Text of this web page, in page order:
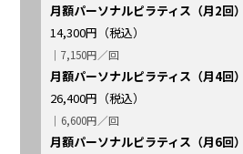
月額パーソナルピラティス（月2回）
14,300円（税込）
｜7,150円／回
月額パーソナルピラティス（月4回）
26,400円（税込）
｜6,600円／回
月額パーソナルピラティス（月6回）